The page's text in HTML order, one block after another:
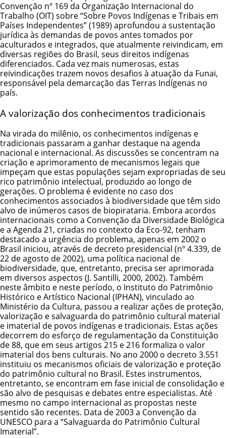
Convenção nº 169 da Organização Internacional do
Trabalho (OIT) sobre “Sobre Povos Indígenas e Tribais em
Países Independentes” (1989) aprofundou a sustentação
jurídica às demandas de povos antes tomados por
aculturados e integrados, que atualmente reivindicam, em
diversas regiões do Brasil, seus direitos indígenas
diferenciados. Cada vez mais numerosas, estas
reivindicações trazem novos desafios à atuação da Funai,
responsável pela demarcação das Terras Indígenas no
país.
A valorização dos conhecimentos tradicionais
Na virada do milênio, os conhecimentos indígenas e
tradicionais passaram a ganhar destaque na agenda
nacional e internacional. As discussões se concentram na
criação e aprimoramento de mecanismos legais que
impeçam que estas populações sejam expropriadas de seu
rico patrimônio intelectual, produzido ao longo de
gerações. O problema é evidente no caso dos
conhecimentos associados à biodiversidade que têm sido
alvo de inúmeros casos de biopirataria. Embora acordos
internacionais como a Convenção da Diversidade Biológica
e a Agenda 21, criadas no contexto da Eco-92, tenham
destacado a urgência do problema, apenas em 2002 o
Brasil iniciou, através de decreto presidencial (nº 4.339, de
22 de agosto de 2002), uma política nacional de
biodiversidade, que, entretanto, precisa ser aprimorada
em diversos aspectos (J. Santilli, 2000, 2002). Também
neste âmbito e neste período, o Instituto do Patrimônio
Histórico e Artístico Nacional (IPHAN), vinculado ao
Ministério da Cultura, passou a realizar ações de proteção,
valorização e salvaguarda do patrimônio cultural material
e imaterial de povos indígenas e tradicionais. Estas ações
decorrem do esforço de regulamentação da Constituição
de 88, que em seus artigos 215 e 216 formaliza o valor
imaterial dos bens culturais. No ano 2000 o decreto 3.551
instituiu os mecanismos oficiais de valorização e proteção
do patrimônio cultural no Brasil. Estes instrumentos,
entretanto, se encontram em fase inicial de consolidação e
são alvo de pesquisas e debates entre especialistas. Até
mesmo no campo internacional as propostas neste
sentido são recentes. Data de 2003 a Convenção da
UNESCO para a “Salvaguarda do Patrimônio Cultural
Imaterial”.